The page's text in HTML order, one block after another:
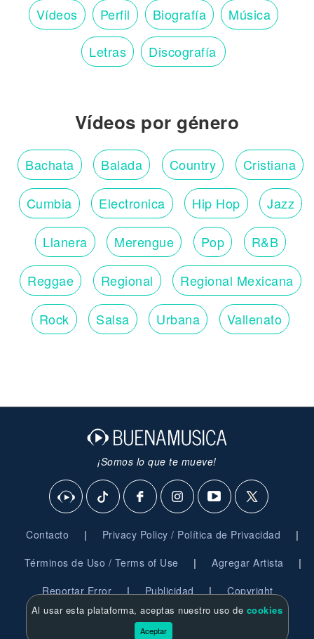
Vídeos Perfil Biografía Música
Letras Discografía
Vídeos por género
Bachata Balada Country Cristiana
Cumbia Electronica Hip Hop Jazz
Llanera Merengue Pop R&B
Reggae Regional Regional Mexicana
Rock Salsa Urbana Vallenato
¡Somos lo que te mueve!
Contacto | Privacy Policy / Política de Privacidad |
Términos de Uso / Terms of Use | Agregar Artista |
Reportar Error | Publicidad | Copyright
© 2026 BuenaMusica.com - Derechos Reservados
Al usar esta plataforma, aceptas nuestro uso de cookies
Aceptar